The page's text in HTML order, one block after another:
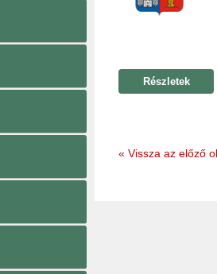
Részletek
« Vissza az előző